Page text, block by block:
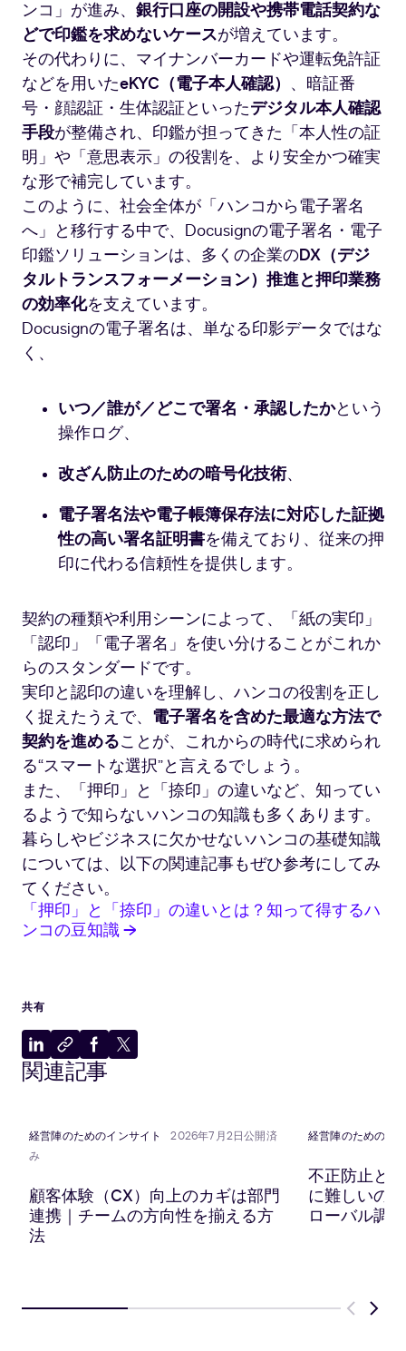
ンコ」が進み、 銀行口座の開設や携帯電話契約な
どで印鑑を求めないケースが増えています。
その代わりに、マイナンバーカードや運転免許証
などを用いたeKYC（電子本人確認） 、暗証番
号・顔認証・生体認証といったデジタル本人確認
手段が整備され、印鑑が担ってきた「本人性の証
明」や「意思表示」の役割を、より安全かつ確実
な形で補完しています。
このように、社会全体が「ハンコから電子署名
へ」と移行する中で、Docusignの電子署名・電子
印鑑ソリューションは、多くの企業のDX（デジ
タルトランスフォーメーション）推進と押印業務
の効率化を支えています。
Docusignの電子署名は、単なる印影データではな
く、
いつ／誰が／どこで署名・承認したかという
操作ログ、
改ざん防止のための暗号化技術、
電子署名法や電子帳簿保存法に対応した証拠
性の高い署名証明書を備えており、従来の押
印に代わる信頼性を提供します。
契約の種類や利用シーンによって、「紙の実印」
「認印」「電子署名」を使い分けることがこれか
らのスタンダードです。
実印と認印の違いを理解し、ハンコの役割を正し
く捉えたうえで、 電子署名を含めた最適な方法で
契約を進めることが、これからの時代に求められ
る“スマートな選択”と言えるでしょう。
また、「押印」と「捺印」の違いなど、知ってい
るようで知らないハンコの知識も多くあります。
暮らしやビジネスに欠かせないハンコの基礎知識
については、以下の関連記事もぜひ参考にしてみ
てください。
「押印」と「捺印」の違いとは？知って得するハ
ンコの豆知識 →
共有
LinkedIn
に
ク
リ
ボ
に
コ
ピ
Facebook
に
X
関連記事
経営陣のためのインサイト
2026年7月2日公開済
み
顧客体験（CX）向上のカギは部門
連携｜チームの方向性を揃える方
法
経営陣のためのイ
不正防止と
に難しいの
ローバル調
Previous
Next